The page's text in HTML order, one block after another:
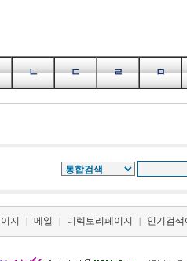
ㄴ ㄷ ㄹ ㅁ
지 | 메일 | 디렉토리페이지 | 인기검색